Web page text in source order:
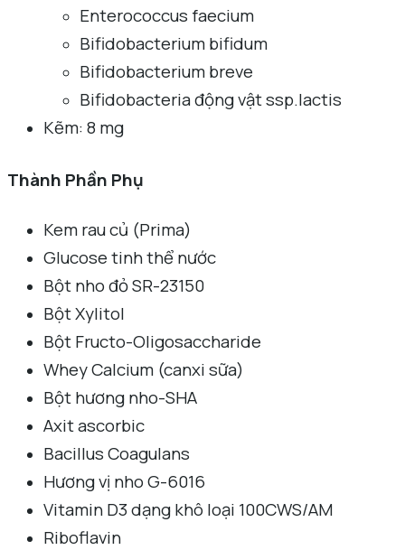
Enterococcus faecium
Bifidobacterium bifidum
Bifidobacterium breve
Bifidobacteria động vật ssp.lactis
Kẽm: 8 mg
Thành Phần Phụ
Kem rau củ (Prima)
Glucose tinh thể nước
Bột nho đỏ SR-23150
Bột Xylitol
Bột Fructo-Oligosaccharide
Whey Calcium (canxi sữa)
Bột hương nho-SHA
Axit ascorbic
Bacillus Coagulans
Hương vị nho G-6016
Vitamin D3 dạng khô loại 100CWS/AM
Riboflavin